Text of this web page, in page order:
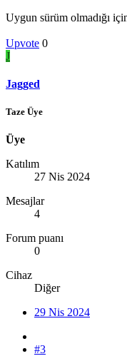
Uygun sürüm olmadığı
Upvote 0
J
Jagged
Taze Üye
Üye
Katılım
27 Nis 2024
Mesajlar
4
Forum puanı
0
Cihaz
Diğer
29 Nis 2024
#3